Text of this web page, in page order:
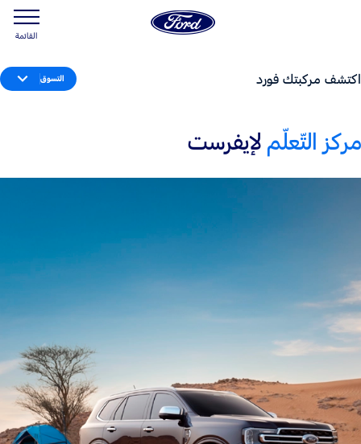
القائمة
اكتشف مركبتك فورد التسوق
مركز التّعلّم لإيفرست